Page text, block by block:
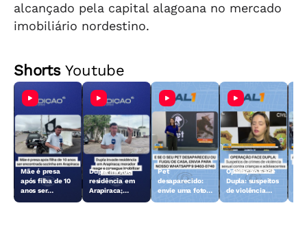
alcançado pela capital alagoana no mercado
imobiliário nordestino.
ShortsYoutube
Mãe é presa
após filha de 10
anos ser
Dupla invade
residência em
Arapiraca;
Pet
desaparecido:
envie uma foto
Operação Face
Dupla: suspeitos
de violência